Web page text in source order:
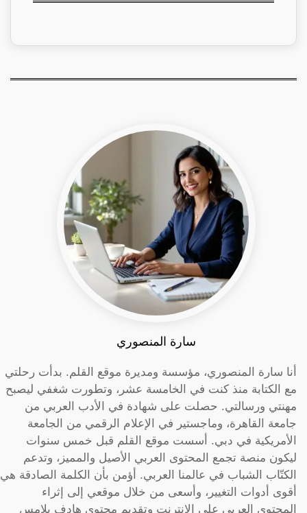
سارة المنصوري
أنا سارة المنصوري، مؤسسة ومديرة موقع القلم. بدأت رحلتي
مع الكتابة منذ كنت في الخامسة عشر، وتطورت شغفي ليصبح
مهنتي ورسالتي. حصلت على شهادة في الأدب العربي من
جامعة القاهرة، وماجستير في الإعلام الرقمي من الجامعة
الأمريكية في دبي. أسست موقع القلم قبل خمس سنوات
ليكون منصة تجمع المحتوى العربي الأصيل والمميز، وتدعم
الكتّاب الشباب في عالمنا العربي. أؤمن بأن الكلمة الصادقة هي
أقوى أدوات التغيير، وأسعى من خلال موقعي إلى إثراء
المحتوى العربي على الإنترنت وتقديم محتوى هادف يلامس